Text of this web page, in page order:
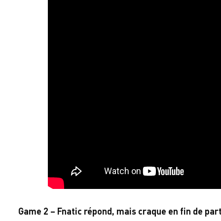
Game 2 – Fnatic répond, mais craque en fin de